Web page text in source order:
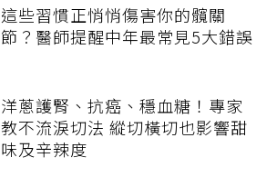
這些習慣正悄悄傷害你的髖關
節？醫師提醒中年最常見5大錯誤
洋蔥護腎、抗癌、穩血糖！專家
教不流淚切法 縱切橫切也影響甜
味及辛辣度